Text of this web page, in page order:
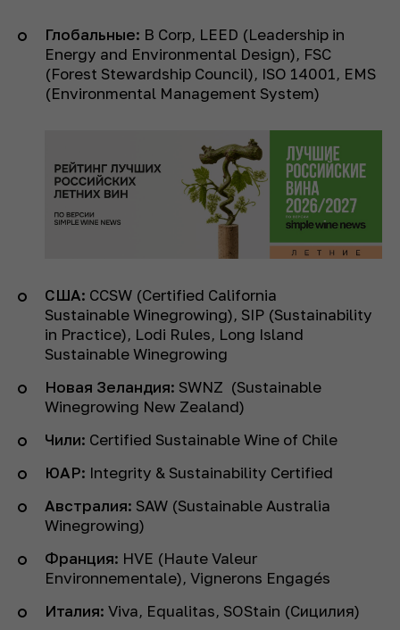
Глобальные: B Corp, LEED (Leadership in
Energy and Environmental Design), FSC
(Forest Stewardship Council), ISO 14001, EMS
(Environmental Management System)
США: CCSW (Certified California
Sustainable Winegrowing), SIP (Sustainability
in Practice), Lodi Rules, Long Island
Sustainable Winegrowing
Новая Зеландия: SWNZ (Sustainable
Winegrowing New Zealand)
Чили: Certified Sustainable Wine of Chile
ЮАР: Integrity & Sustainability Certified
Австралия: SAW (Sustainable Australia
Winegrowing)
Франция: HVE (Haute Valeur
Environnementale), Vignerons Engagés
Италия: Viva, Equalitas, SOStain (Сицилия)